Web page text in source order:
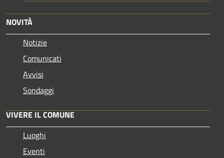
NOVITÀ
Notizie
Comunicati
Avvisi
Sondaggi
VIVERE IL COMUNE
Luoghi
Eventi